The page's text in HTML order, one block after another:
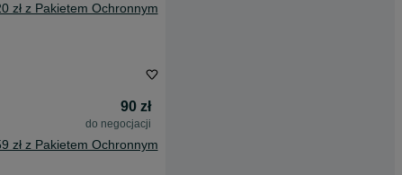
zł z Pakietem Ochronnym
90 zł
do negocjacji
zł z Pakietem Ochronnym